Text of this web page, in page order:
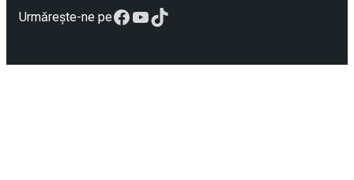
Urmărește-ne peFacebook
YouTube
TikTok